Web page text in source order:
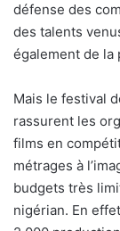
défense des
des talents
également de la
Mais le festival
rassurent les
films en
métrages à
budgets très
nigérian. En